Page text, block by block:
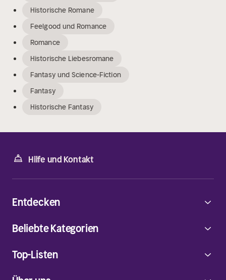
Historische Romane
Feelgood und Romance
Romance
Historische Liebesromane
Fantasy und Science-Fiction
Fantasy
Historische Fantasy
Hilfe und Kontakt
Entdecken
Beliebte Kategorien
Top-Listen